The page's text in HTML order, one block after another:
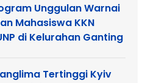
Unggulan Warnai
Mahasiswa KKN
di Kelurahan Ganting
Tertinggi Kyiv